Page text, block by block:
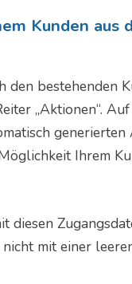
Kunden
den bestehenden
„Aktionen“.
Ihrem
diesen
mit einer